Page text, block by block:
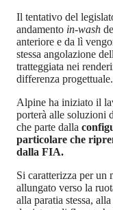
Il tentativo del
andamento in-wash
anteriore e da lì
stessa angolazione
tratteggiata nei
differenza progettuale.
Alpine ha iniziato il
porterà alle soluzioni
che parte dalla
particolare che
dalla FIA.
Si caratterizza per un
allungato verso la
alla paratia stessa,